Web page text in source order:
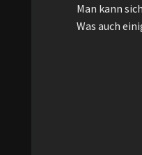
Man kann
Was auch